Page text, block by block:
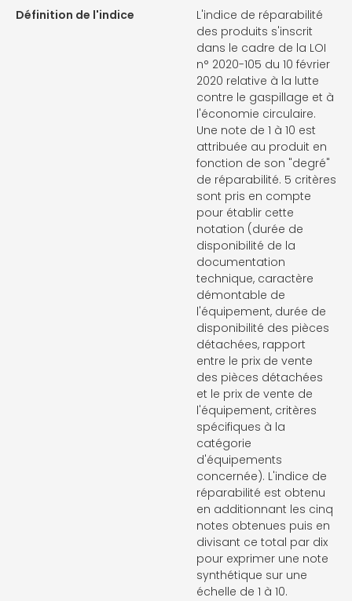
Définition de l'indice
L'indice de réparabilité
des produits s'inscrit
dans le cadre de la LOI
n° 2020-105 du 10 février
2020 relative à la lutte
contre le gaspillage et à
l'économie circulaire.
Une note de 1 à 10 est
attribuée au produit en
fonction de son "degré"
de réparabilité. 5 critères
sont pris en compte
pour établir cette
notation (durée de
disponibilité de la
documentation
technique, caractère
démontable de
l'équipement, durée de
disponibilité des pièces
détachées, rapport
entre le prix de vente
des pièces détachées
et le prix de vente de
l'équipement, critères
spécifiques à la
catégorie
d'équipements
concernée). L'indice de
réparabilité est obtenu
en additionnant les cinq
notes obtenues puis en
divisant ce total par dix
pour exprimer une note
synthétique sur une
échelle de 1 à 10.